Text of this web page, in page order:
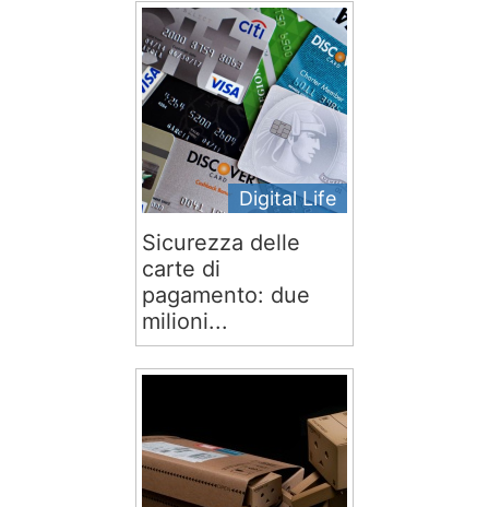
Digital Life
Sicurezza delle
carte di
pagamento: due
milioni...